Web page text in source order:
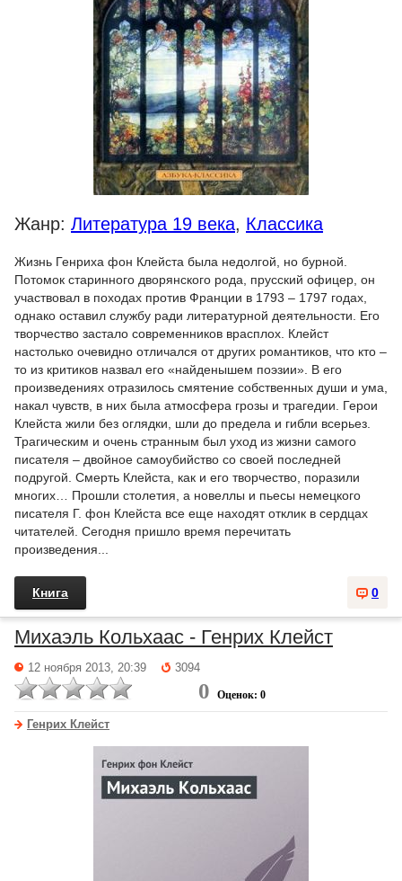
Жанр: Литература 19 века, Классика
Жизнь Генриха фон Клейста была недолгой, но бурной.
Потомок старинного дворянского рода, прусский офицер, он
участвовал в походах против Франции в 1793 – 1797 годах,
однако оставил службу ради литературной деятельности. Его
творчество застало современников врасплох. Клейст
настолько очевидно отличался от других романтиков, что кто –
то из критиков назвал его «найденышем поэзии». В его
произведениях отразилось смятение собственных души и ума,
накал чувств, в них была атмосфера грозы и трагедии. Герои
Клейста жили без оглядки, шли до предела и гибли всерьез.
Трагическим и очень странным был уход из жизни самого
писателя – двойное самоубийство со своей последней
подругой. Смерть Клейста, как и его творчество, поразили
многих… Прошли столетия, а новеллы и пьесы немецкого
писателя Г. фон Клейста все еще находят отклик в сердцах
читателей. Сегодня пришло время перечитать
произведения...
0
Книга
Михаэль Кольхаас - Генрих Клейст
12 ноября 2013, 20:39 3094
0 Оценок: 0
Генрих Клейст